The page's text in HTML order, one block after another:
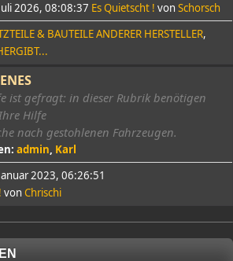
2026, 08:08:37 Es Quietscht ! von Schorsch
& BAUTEILE ANDERER HERSTELLER
ist gefragt: in dieser Rubrik benötigen
Hilfe
nach gestohlenen Fahrzeugen.
admin, Karl
2023, 06:26:51
von Chrischi